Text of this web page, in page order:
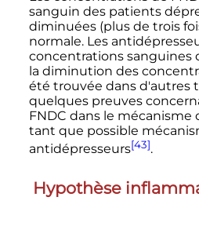
sanguin des patients
diminuées (plus de trois
normale. Les
concentrations sanguines
la diminution des
été trouvée dans d'autres
quelques preuves
FNDC dans le mécanisme
tant que possible
antidépresseurs[43].
Hypothèse